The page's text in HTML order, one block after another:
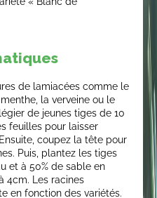
de lamiacées comme le
la verveine ou le
de jeunes tiges de 10
feuilles pour laisser
coupez la tête pour
Puis, plantez les tiges
et à 50% de sable en
4cm. Les racines
en fonction des variétés.